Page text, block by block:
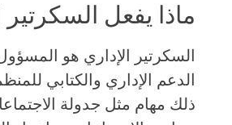
ماذا يفعل السكرتير
السكرتير الإداري هو
الدعم الإداري والكتابي
ذلك مهام مثل جدولة